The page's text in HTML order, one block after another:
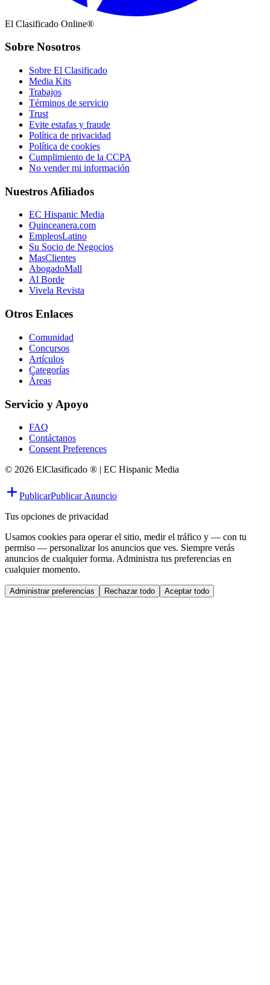
El Clasificado Online®
Sobre Nosotros
Sobre El Clasificado
Media Kits
Trabajos
Términos de servicio
Trust
Evite estafas y fraude
Política de privacidad
Política de cookies
Cumplimiento de la CCPA
No vender mi información
Nuestros Afiliados
EC Hispanic Media
Quinceanera.com
EmpleosLatino
Su Socio de Negocios
MasClientes
AbogadoMall
Al Borde
Vivela Revista
Otros Enlaces
Comunidad
Concursos
Artículos
Categorías
Áreas
Servicio y Apoyo
FAQ
Contáctanos
Consent Preferences
© 2026 ElClasificado ® | EC Hispanic Media
PublicarPublicar Anuncio
Tus opciones de privacidad
Usamos cookies para operar el sitio, medir el tráfico y — con tu
permiso — personalizar los anuncios que ves. Siempre verás
anuncios de cualquier forma. Administra tus preferencias en
cualquier momento.
Administrar preferencias Rechazar todo Aceptar todo